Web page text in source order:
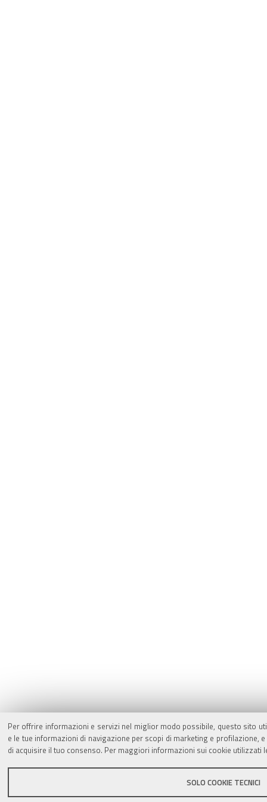
Per offrire informazioni e servizi nel miglior modo possibile, questo sito
e le tue informazioni di navigazione per scopi di marketing e
di acquisire il tuo consenso. Per maggiori informazioni sui cookie utilizzati
SOLO COOKIE TECNICI